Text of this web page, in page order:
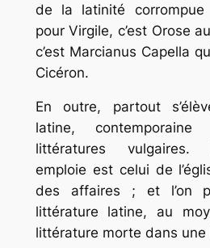
de la latinité corrompue
pour Virgile, c’est Orose
c’est Marcianus Capella
Cicéron.
En outre, partout
latine,
littératures vulgaires.
emploie est celui de
des affaires ; et l’on
littérature latine, au
littérature morte dans une